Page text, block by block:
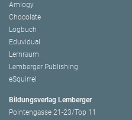
Amlogy
Chocolate
Logbuch
Eduvidual
Lernraum
Lemberger Publishing
eSquirrel
Bildungsverlag Lemberger
Pointengasse 21-23/Top 11